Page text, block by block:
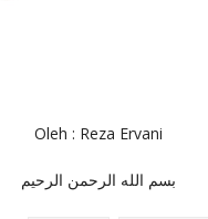
Oleh : Reza Ervani
بسم الله الرحمن الرحيم